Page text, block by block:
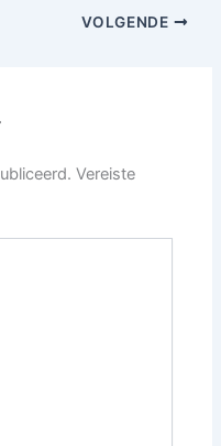
VOLGENDE
Vereiste